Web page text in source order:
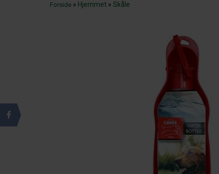
Forside » Hjemmet » Skåle